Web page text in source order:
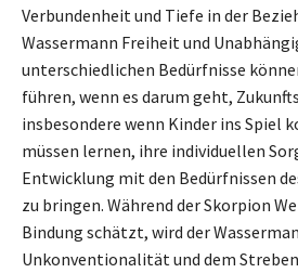
Verbundenheit und Tiefe in der
Wassermann Freiheit und
unterschiedlichen Bedürfnisse
führen, wenn es darum geht,
insbesondere wenn Kinder ins Spiel
müssen lernen, ihre individuellen
Entwicklung mit den Bedürfnissen
zu bringen. Während der Skorpion
Bindung schätzt, wird der
Unkonventionalität und dem